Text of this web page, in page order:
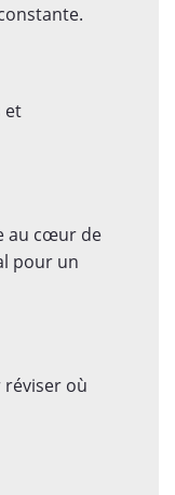
et
au cœur de
pour un
où